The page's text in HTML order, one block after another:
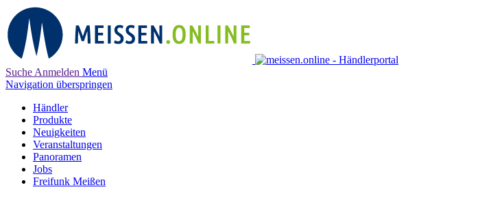
Suche Anmelden Menü
Navigation überspringen
Händler
Produkte
Neuigkeiten
Veranstaltungen
Panoramen
Jobs
Freifunk Meißen